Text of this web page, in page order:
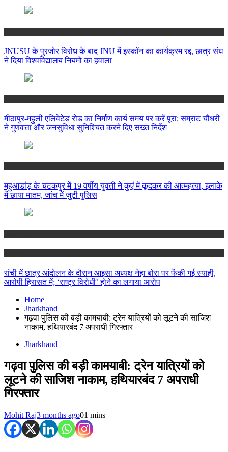
JNUSU के पुरजोर विरोध के बाद JNU में इस्कॉन का कार्यक्रम रद्द, छात्र संघ
ने दिया विश्वविद्यालय नियमों का हवाला
मीठापुर-महुली एलिवेटेड रोड का निर्माण कार्य समय पर करें पूरा: सम्राट चौधरी
ने गुणवत्ता और जनसुविधा सुनिश्चित करने दिए सख्त निर्देश
महुआडांड़ के चटकपुर में 19 वर्षीय युवती ने कुएं में कूदकर की आत्महत्या, इलाके
में छाया मातम, जांच में जुटी पुलिस
रांची में छात्र आंदोलन के दौरान आइसा अध्यक्ष नेहा बोरा पर फेंकी गई स्याही,
आरोपी हिरासत में; ‘राष्ट्र विरोधी’ होने का लगाया आरोप
Home
Jharkhand
गढ़वा पुलिस की बड़ी कामयाबी: ट्रेन यात्रियों को लूटने की साजिश
नाकाम, हथियारबंद 7 अपराधी गिरफ्तार
Jharkhand
गढ़वा पुलिस की बड़ी कामयाबी: ट्रेन यात्रियों को
लूटने की साजिश नाकाम, हथियारबंद 7 अपराधी
गिरफ्तार
Mohit Raj3 months ago01 mins